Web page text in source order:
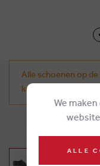
Alle schoenen op
kunnen tekenen
We
ALLE